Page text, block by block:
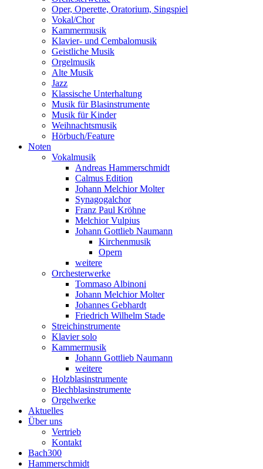
Oper, Operette, Oratorium, Singspiel
Vokal/Chor
Kammermusik
Klavier- und Cembalomusik
Geistliche Musik
Orgelmusik
Alte Musik
Jazz
Klassische Unterhaltung
Musik für Blasinstrumente
Musik für Kinder
Weihnachtsmusik
Hörbuch/Feature
Noten
Vokalmusik
Andreas Hammerschmidt
Calmus Edition
Johann Melchior Molter
Synagogalchor
Franz Paul Kröhne
Melchior Vulpius
Johann Gottlieb Naumann
Kirchenmusik
Opern
weitere
Orchesterwerke
Tommaso Albinoni
Johann Melchior Molter
Johannes Gebhardt
Friedrich Wilhelm Stade
Streichinstrumente
Klavier solo
Kammermusik
Johann Gottlieb Naumann
weitere
Holzblasinstrumente
Blechblasinstrumente
Orgelwerke
Aktuelles
Über uns
Vertrieb
Kontakt
Bach300
Hammerschmidt